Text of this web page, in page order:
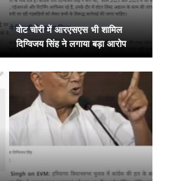
वोट चोरी में आरएसएस भी शामिल
दिग्विजय सिंह ने लगाया बड़ा आरोप